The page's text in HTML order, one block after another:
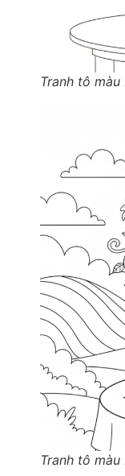
Tranh tô
Tranh tô